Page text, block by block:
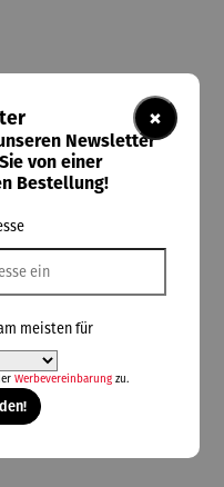
×
Newsletter
von einer
Bestellung!
meisten für
Werbevereinbarungzu.